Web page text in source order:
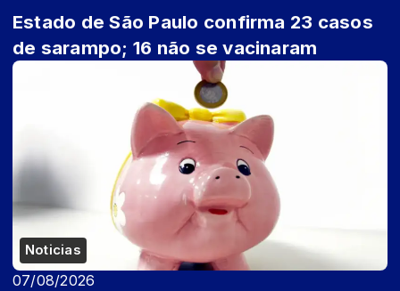
Estado de São Paulo confirma 23 casos
de sarampo; 16 não se vacinaram
Noticias
07/08/2026